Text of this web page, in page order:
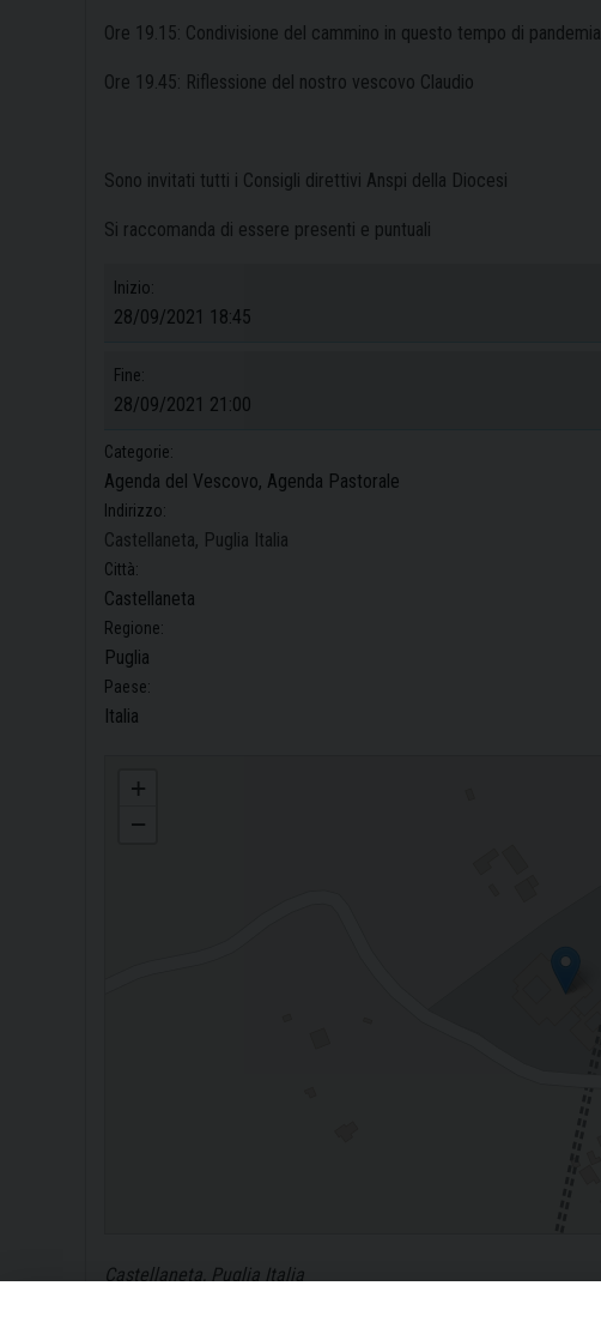
Ore 19.15: Condivisione del cammino in questo tempo di pandemia
Ore 19.45: Riflessione del nostro vescovo Claudio
Sono invitati tutti i Consigli direttivi Anspi della Diocesi
Si raccomanda di essere presenti e puntuali
Inizio:
28/09/2021 18:45
Fine:
28/09/2021 21:00
Categorie:
Agenda del Vescovo, Agenda Pastorale
Indirizzo:
Castellaneta, Puglia Italia
Città:
Castellaneta
Regione:
Puglia
Paese:
Italia
+
−
Castellaneta, Puglia Italia